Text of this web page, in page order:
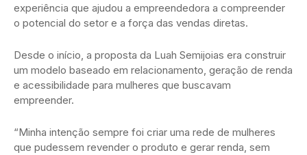
experiência que ajudou a empreendedora a compreender
o potencial do setor e a força das vendas diretas.
Desde o início, a proposta da Luah Semijoias era construir
um modelo baseado em relacionamento, geração de renda
e acessibilidade para mulheres que buscavam
empreender.
“Minha intenção sempre foi criar uma rede de mulheres
que pudessem revender o produto e gerar renda, sem